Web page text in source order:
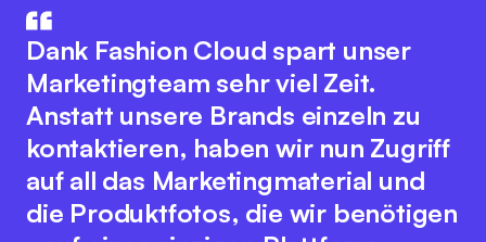
Die Integration unseres
Warenwirtschaftssystem mit
Fashion Cloud hat unsere internen
Abläufe deutlich verbessert. Wir
haben nun Bilder zu den einzelnen
Artikeln im System, was das interne
Reporting, unser
Dank Fashion Cloud spart unser
Marketingteam sehr viel Zeit.
Anstatt unsere Brands einzeln zu
kontaktieren, haben wir nun Zugriff
auf all das Marketingmaterial und
die Produktfotos, die wir benötigen
innovative Plattformgedanke
fördert eine nahtlose
Zusammenarbeit aller
Branchenakteure zur Optimierung
digitaler Prozesse. Dabei bewahrt
sich das Team der Fashion Cloud
ihren kundenfreundlichen und